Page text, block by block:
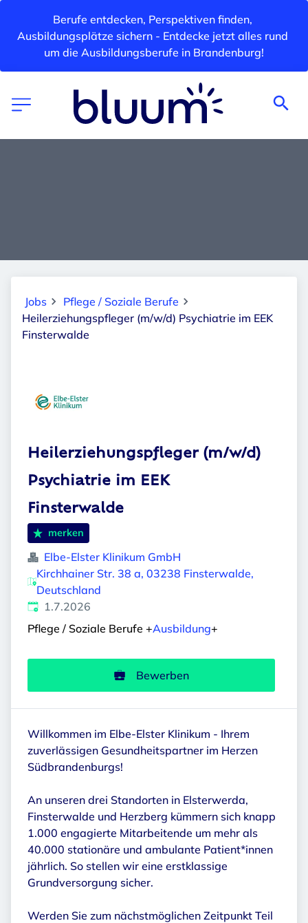
Berufe entdecken, Perspektiven finden,
Ausbildungsplätze sichern - Entdecke jetzt alles rund
um die Ausbildungsberufe in Brandenburg!
Jobs
Pflege / Soziale Berufe
Heilerziehungspfleger (m/w/d) Psychiatrie im EEK
Finsterwalde
Heilerziehungspfleger (m/w/d)
Psychiatrie im EEK
Finsterwalde
merken
Elbe-Elster Klinikum GmbH
Kirchhainer Str. 38 a, 03238 Finsterwalde,
Deutschland
Veröffentlicht
1.7.2026
Pflege / Soziale Berufe +Ausbildung+
Bewerben
Willkommen im Elbe-Elster Klinikum - Ihrem
zuverlässigen Gesundheitspartner im Herzen
Südbrandenburgs!
An unseren drei Standorten in Elsterwerda,
Finsterwalde und Herzberg kümmern sich knapp
1.000 engagierte Mitarbeitende um mehr als
40.000 stationäre und ambulante Patient*innen
jährlich. So stellen wir eine erstklassige
Grundversorgung sicher.
Werden Sie zum nächstmöglichen Zeitpunkt Teil